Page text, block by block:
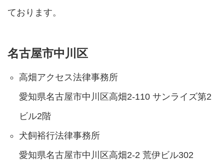
ております。
名古屋市中川区
高畑アクセス法律事務所
愛知県名古屋市中川区高畑2-110 サンライズ第2
ビル2階
犬飼裕行法律事務所
愛知県名古屋市中川区高畑2-2 荒伊ビル302